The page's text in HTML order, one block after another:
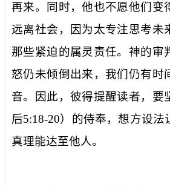
再来。同时，他也不愿他们变
远离社会，因为太专注思考未
那些紧迫的属灵责任。神的审
怒仍未倾倒出来，我们仍有时
音。因此，彼得提醒读者，要
后5:18-20）的侍奉，想方设法
真理能达至他人。